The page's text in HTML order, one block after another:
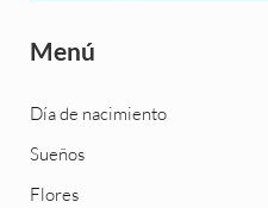
Menú
Día de nacimiento
Sueños
Flores